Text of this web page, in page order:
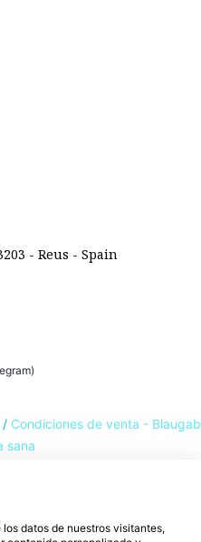
- Reus - Spain
/ Condiciones de venta - Blaugab
sana
y de Comercio Justo
braga algodóny otras prendas íntimas
datos de nuestros visitantes,